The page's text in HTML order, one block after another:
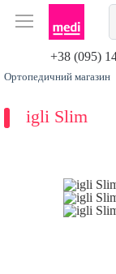
+38 (095)
Ортопедичний магазин
igli Slim